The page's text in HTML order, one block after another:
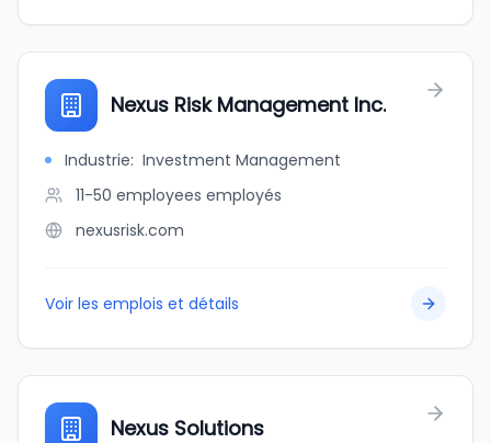
Nexus Risk Management Inc.
Industrie: Investment Management
11-50 employees employés
nexusrisk.com
Voir les emplois et détails
Nexus Solutions